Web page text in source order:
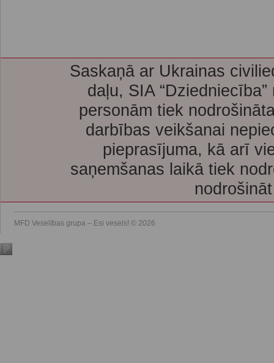
Saskaņā ar Ukrainas
daļu, SIA
personām tiek
darbības veikšanai
pieprasījuma, kā arī
saņemšanas laikā tiek
MFD Veselības grupa – Esi vesels! © 2026